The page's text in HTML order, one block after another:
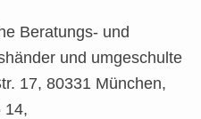
Beratungs- und
und umgeschulte
17, 80331 München,
14,